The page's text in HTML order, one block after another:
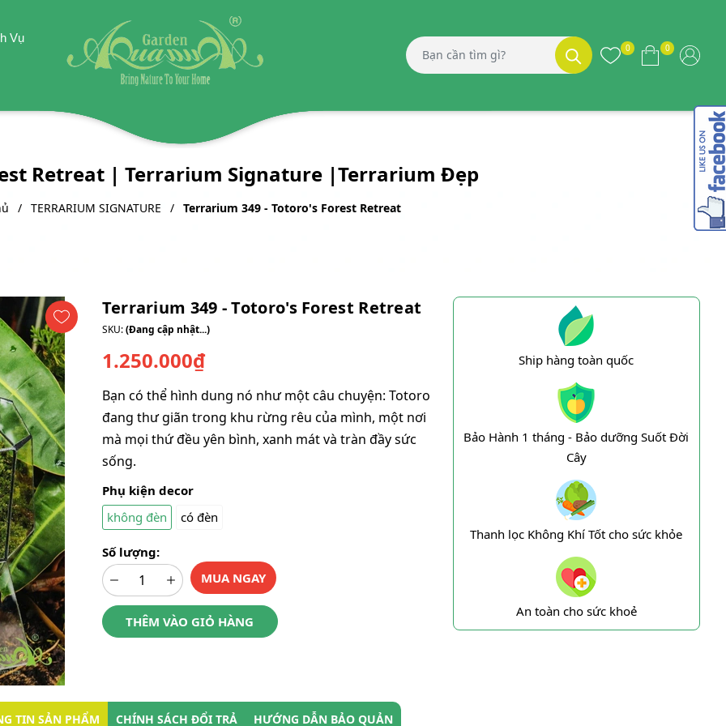
Vụ
0 0
Retreat | Terrarium Signature |Terrarium Đẹp
TERRARIUM SIGNATURE Terrarium 349 - Totoro's Forest Retreat
Terrarium 349 - Totoro's Forest Retreat
SKU:(Đang cập nhật...)
1.250.000₫
Bạn có thể hình dung nó như một câu chuyện: Totoro
đang thư giãn trong khu rừng rêu của mình, một nơi
mà mọi thứ đều yên bình, xanh mát và tràn đầy sức
sống.
Phụ kiện decor
không đèn
có đèn
Số lượng:
MUA NGAY
THÊM VÀO GIỎ HÀNG
Ship hàng toàn quốc
Bảo Hành 1 tháng - Bảo dưỡng Suốt Đời
Cây
Thanh lọc Không Khí Tốt cho sức khỏe
An toàn cho sức khoẻ
TIN SẢN PHẨM CHÍNH SÁCH ĐỔI TRẢ HƯỚNG DẪN BẢO QUẢN